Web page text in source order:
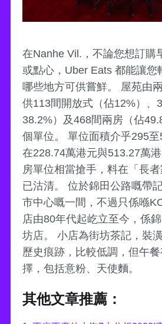
在Nanhe Vil.，不論您想訂購
或點心，Uber Eats 都能讓您
哪些地方可供嘗鮮。 屋苑由
供113間開放式（佔12%）、
38.2%）及468間兩房（佔
個單位。 單位面積介乎295
在228.74萬港元與513.27萬
房單位相當搶手，料在「長者
已沽清。 位於錦田公路嘅帶
市中心嘅一間，不過只係喺
店由80年代起屹立至今，係
坊店。 小店為街坊茶記，裝
歷史痕跡，比較低調，但午
擇，包括意粉、天使麵。
其他文章推薦：